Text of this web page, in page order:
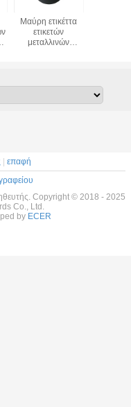
Μαύρη ετικέττα
ετικετών
μεταλλινών
το ξενοδοχείο
| επαφή
Copyright © 2018 - 2025
Co., Ltd.
by ECER